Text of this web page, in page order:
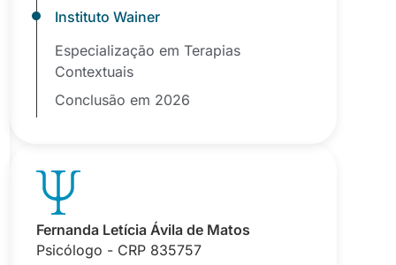
Instituto Wainer
Especialização em Terapias
Contextuais
Conclusão em 2026
Fernanda Letícia Ávila de Matos
Psicólogo - CRP 835757